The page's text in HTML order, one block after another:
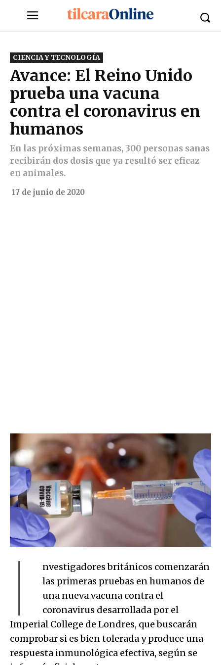
CIENCIA Y TECNOLOGÍA
Avance: El Reino Unido
prueba una vacuna
contra el coronavirus en
humanos
En las próximas semanas, 300 personas sanas
recibirán dos dosis que ya resultó ser eficaz
en animales.
17 de junio de 2020
I
nvestigadores británicos comenzarán
las primeras pruebas en humanos de
una nueva vacuna contra el
coronavirus desarrollada por el
Imperial College de Londres, que buscarán
comprobar si es bien tolerada y produce una
respuesta inmunológica efectiva, según se